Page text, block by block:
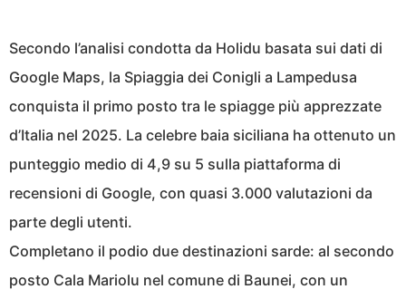
Secondo l’analisi condotta da Holidu basata sui dati di
Google Maps, la Spiaggia dei Conigli a Lampedusa
conquista il primo posto tra le spiagge più apprezzate
d’Italia nel 2025. La celebre baia siciliana ha ottenuto un
punteggio medio di 4,9 su 5 sulla piattaforma di
recensioni di Google, con quasi 3.000 valutazioni da
parte degli utenti.
Completano il podio due destinazioni sarde: al secondo
posto Cala Mariolu nel comune di Baunei, con un